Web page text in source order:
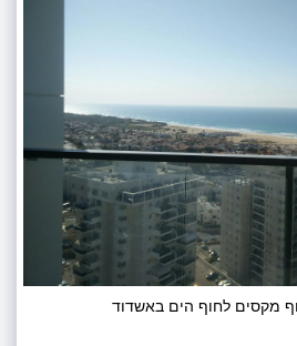
מקסים לחוף הים באשדוד